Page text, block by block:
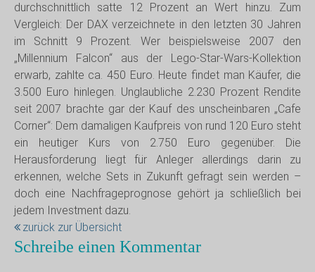
durchschnittlich satte 12 Prozent an Wert hinzu. Zum
Vergleich: Der DAX verzeichnete in den letzten 30 Jahren
im Schnitt 9 Prozent. Wer beispielsweise 2007 den
„Millennium Falcon“ aus der Lego-Star-Wars-Kollektion
erwarb, zahlte ca. 450 Euro. Heute findet man Käufer, die
3.500 Euro hinlegen. Unglaubliche 2.230 Prozent Rendite
seit 2007 brachte gar der Kauf des unscheinbaren „Cafe
Corner“: Dem damaligen Kaufpreis von rund 120 Euro steht
ein heutiger Kurs von 2.750 Euro gegenüber. Die
Herausforderung liegt für Anleger allerdings darin zu
erkennen, welche Sets in Zukunft gefragt sein werden –
doch eine Nachfrageprognose gehört ja schließlich bei
jedem Investment dazu.
zurück zur Übersicht
Schreibe einen Kommentar